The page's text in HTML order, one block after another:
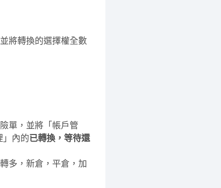
將轉換的選擇權全數
單，並將「帳戶管
」內的已轉換，等待還
多，新倉，平倉，加